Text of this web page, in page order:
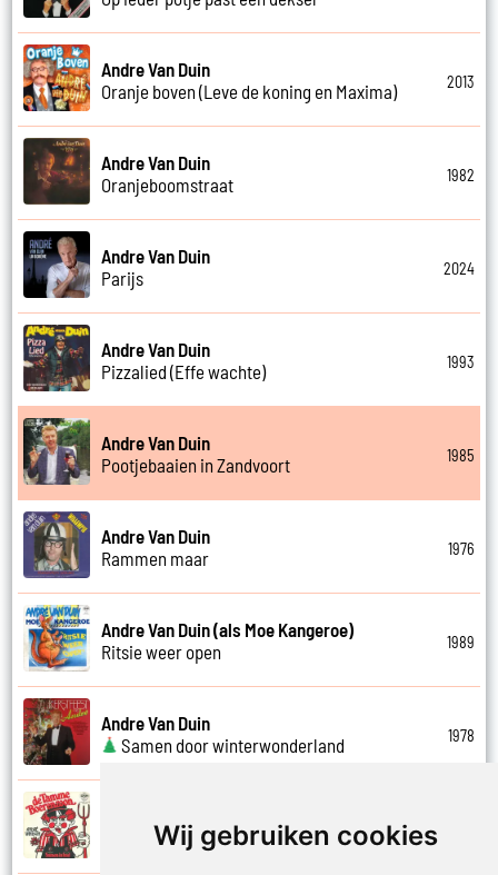
Wij gebruiken cookies
Andre Van Duin
Oranje boven (Leve de koning en Maxima)
2013
Andre Van Duin
Oranjeboomstraat
1982
Andre Van Duin
Parijs
2024
Andre Van Duin
Pizzalied (Effe wachte)
1993
Andre Van Duin
Pootjebaaien in Zandvoort
1985
Andre Van Duin
Rammen maar
1976
Andre Van Duin (als Moe Kangeroe)
Ritsie weer open
1989
Andre Van Duin
Samen door winterwonderland
1978
Samen in bad